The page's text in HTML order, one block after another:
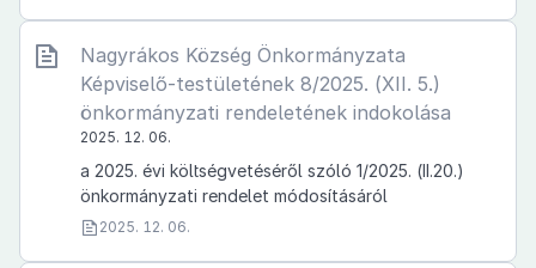
Nagyrákos Község Önkormányzata
Képviselő-testületének 8/2025. (XII. 5.)
önkormányzati rendeletének indokolása
2025. 12. 06.
a 2025. évi költségvetéséről szóló 1/2025. (II.20.)
önkormányzati rendelet módosításáról
2025. 12. 06.